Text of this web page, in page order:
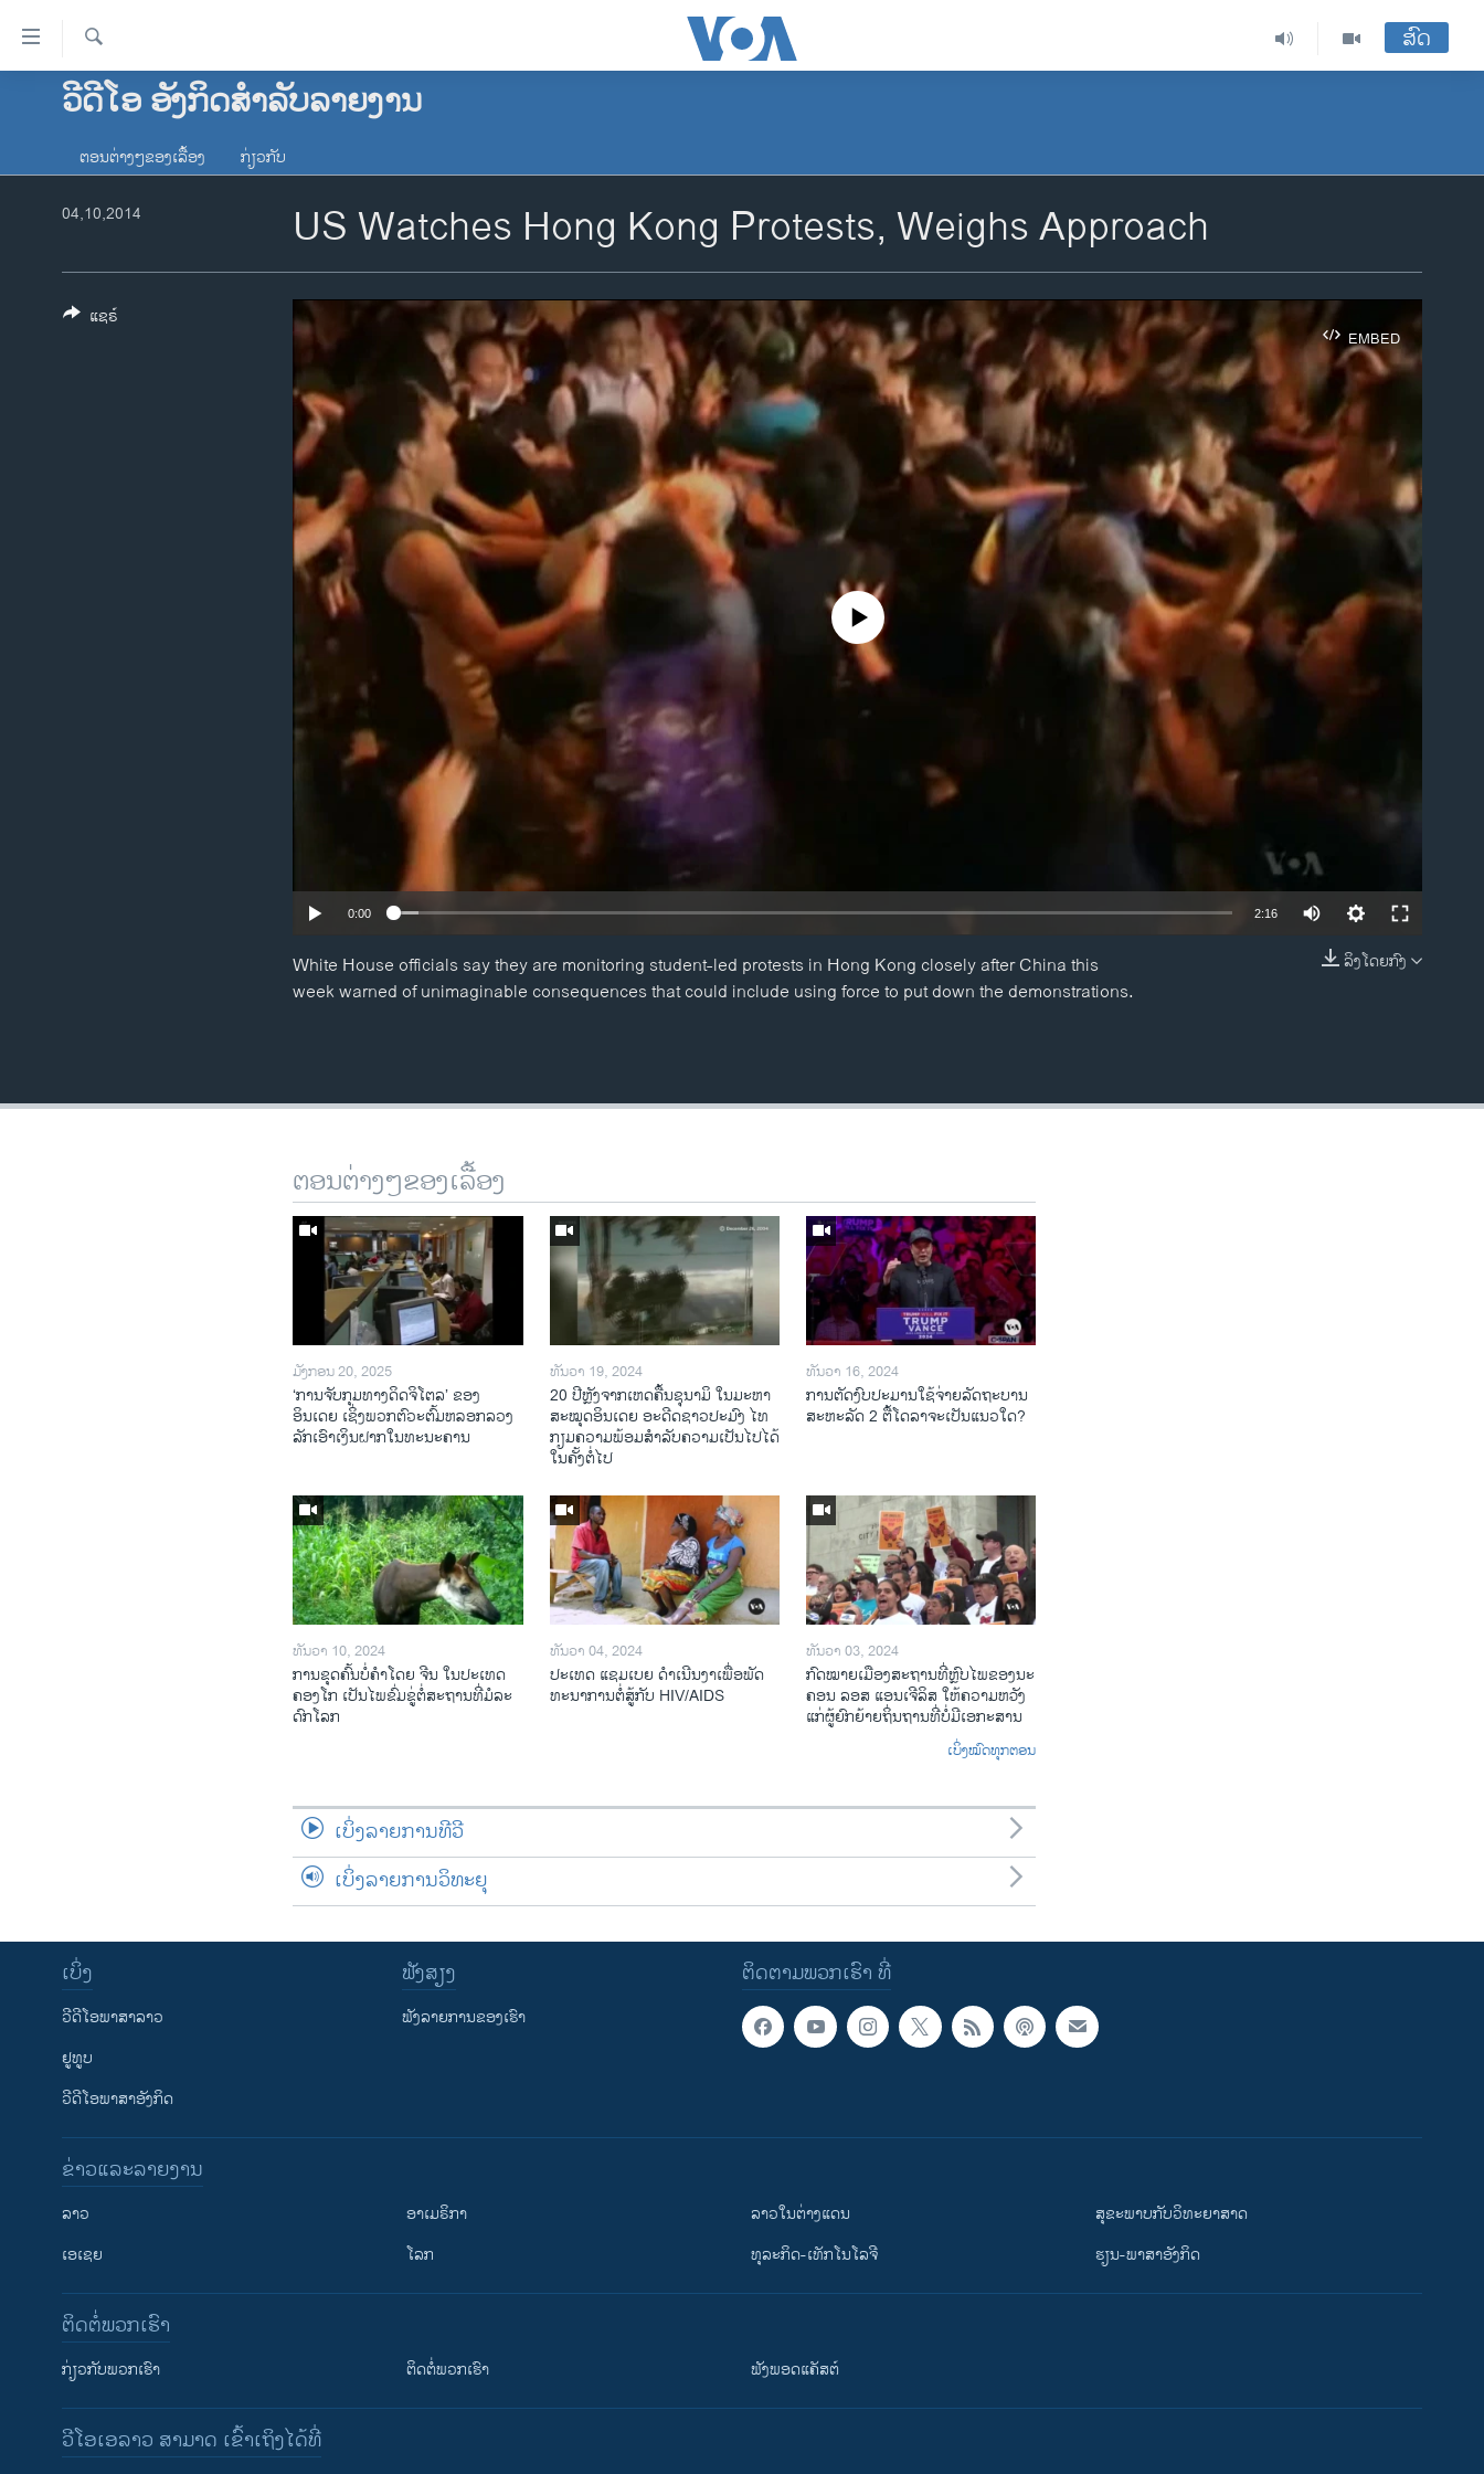
ລິ້ງ
ສຳຫລັບ
ຂ້າມ
ໂຮມເພຈ
ອາເມຣິກາ
ການເລືອກຕັ້ງ ປະທານາທີບໍດີ ສະຫະລັດ
ຂ່າວ​ຈີນ
ຄົ້ນຫາ
ສົດ
ວີດີໂອ ອັງກິດສຳລັບລາຍງານ
ຕອນຕ່າງໆຂອງເລື້ອງ ກ່ຽວກັບ
US Watches Hong Kong Protests, Weighs Approach
04,10,2014
EMBED
EMBED
No media source currently available
0:00 2:16
ລິງໂດຍກົງ
White House officials say they are monitoring student-led protests in Hong Kong closely after China this
week warned of unimaginable consequences that could include using force to put down the demonstrations.
ແຊຣ໌
ຕອນຕ່າງໆຂອງເລື້ອງ
ມັງກອນ 20, 2025
‘ການຈັບກຸມທາງດິດຈິໂຕລ’ ຂອງ
ອິນເດຍ ເຊິ່ງພວກຕົວະຕົ້ມຫລອກລວງ
ລັກເອົາເງິນຝາກໃນທະນະຄານ
ທັນວາ 19, 2024
20 ປີຫຼັງ​ຈາກ​ເຫດ​ຄື້ນ​ຊຸ​ນາ​ມິ ໃນ​ມະ​ຫາ​
ສະ​ໝຸດ​ອິນ​ເດຍ ອະ​ດີດ​ຊາວ​ປະ​ມົງ ໄທ
ກຽມ​ຄວາມ​ພ້ອມ​ສຳ​ລັບ​ຄວາມ​ເປັນ​ໄປ​ໄດ້​
ໃນ​ຄັ້ງ​ຕໍ່​ໄປ
ທັນວາ 16, 2024
ການ​ຕັດ​ງົບ​ປະ​ມານ​ໃຊ້​ຈ່າຍ​ລັດ​ຖະ​ບານ
ສະ​ຫະ​ລັດ 2 ຕື້​ໂດ​ລາ​ຈະ​ເປັນ​ແນວ​ໃດ?
ທັນວາ 10, 2024
ການ​ຂຸດ​ຄົ້ນ​ບໍ່​ຄຳ​ໂດຍ ຈີນ ໃນ​ປະ​ເທດ
ຄອງ​ໂກ ເປັນ​ໄພ​ຂົ່ມ​ຂູ່​ຕໍ່​ສະ​ຖານ​ທີ່​ມໍ​ລະ​
ດົກ​ໂລກ​
ທັນວາ 04, 2024
ປະ​ເທດ ແຊມ​ເບຍ ດຳ​ເນີນ​ງາ​ເພື່ອ​ພັດ​
ທະ​ນາ​ການ​ຕໍ່​ສູ້​ກັບ​ HIV/AIDS
ທັນວາ 03, 2024
ກົດ​ໝາຍ​ເມືອງ​ສະ​ຖານ​ທີ່ຫຼົບ​ໄພ​ຂອງ​ນະ​
ຄອນ ລອ​ສ ແອນ​ເຈີ​ລິ​ສ ໃຫ້​ຄວາມ​ຫວັງ​
ແກ່​ຜູ້​ຍົກ​ຍ້າຍ​ຖິ່ນ​ຖານ​ທີ່ບໍ່​ມີ​ເອ​ກະ​ສານ
ເບິ່ງໝົດທຸກຕອນ
ເບິ່ງລາຍການທີວີ
ເບິ່ງລາຍການວິທະຍຸ
ຕິດຕາມພວກເຮົາ ທີ່
ເບິ່ງ
ວີດີໂອພາສາລາວ
ຢູທູບ
ວີດີໂອພາສາອັງກິດ
ຟັງສຽງ
ຟັງລາຍການຂອງເຮົາ
ຂ່າວແລະລາຍງານ
ລາວ
ເອເຊຍ
ອາເມຣິກາ
ໂລກ
ລາວໃນຕ່າງແດນ
ທຸລະກິດ-ເທັກໂນໂລຈີ
ສຸຂະພາບກັບວິທະຍາສາດ
ຮຽນ-ພາສາອັງກິດ
ຕິດຕໍ່ພວກເຮົາ
ກ່ຽວກັບພວກເຮົາ ຕິດຕໍ່ພວກເຮົາ ຟັງພອດແຄັສຕ໌
ວີໂອເອລາວ ສາມາດ ເຂົ້າເຖິງໄດ້ທີ່